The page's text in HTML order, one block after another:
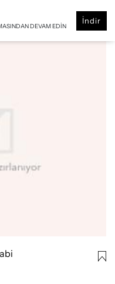
DEVAM EDIN
İndir